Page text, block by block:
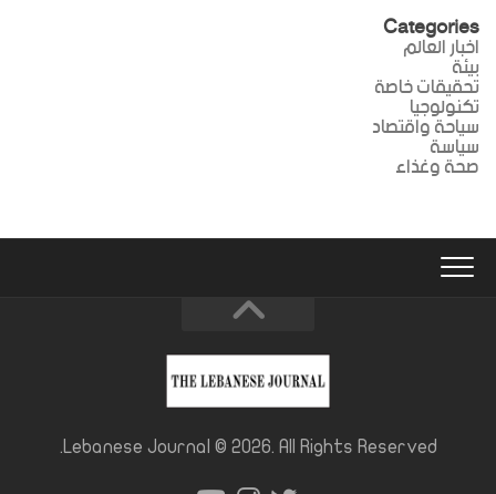
Categories
اخبار العالم
بيئة
تحقيقات خاصة
تكنولوجيا
سياحة واقتصاد
سياسة
صحة وغذاء
Lebanese Journal © 2026. All Rights Reserved.